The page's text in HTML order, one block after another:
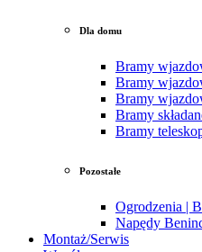
Dla domu
Bramy
Bramy
Bramy
Bramy
Bramy
Pozostałe
Ogrodzenia |
Napędy
Montaż/Serwis